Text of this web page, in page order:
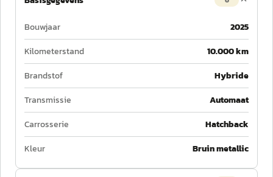
Bouwjaar
2025
Kilometerstand
10.000 km
Brandstof
Hybride
Transmissie
Automaat
Carrosserie
Hatchback
Kleur
Bruin metallic